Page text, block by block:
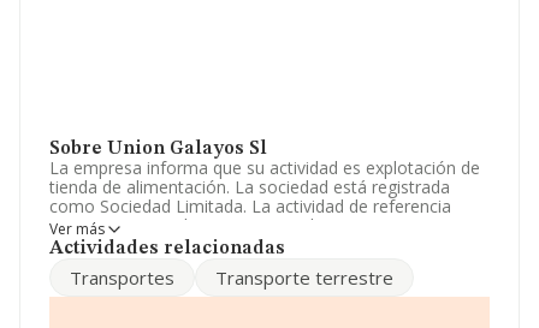
Sobre Union Galayos Sl
La empresa informa que su actividad es explotación de
tienda de alimentación. La sociedad está registrada
como Sociedad Limitada. La actividad de referencia
CNAE corresponde a 'Comercio al por menor en
establecimientos no especializados, con predominio en
es 4711. No realiza actividad de importación y/o
exportación.
Ver más
Actividades relacionadas
Transportes Transporte terrestre